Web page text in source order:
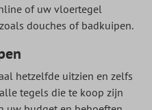
of uw vloertegel
douches of badkuipen.
hetzelfde uitzien en zelfs
tegels die te koop zijn